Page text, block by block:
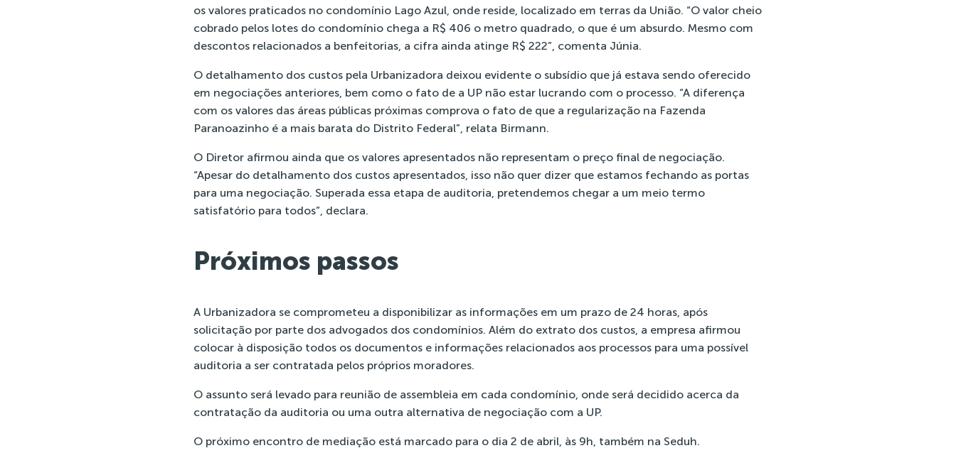
os valores praticados no condomínio Lago Azul, onde reside, localizado em terras da União. “O valor cheio
cobrado pelos lotes do condomínio chega a R$ 406 o metro quadrado, o que é um absurdo. Mesmo com
descontos relacionados a benfeitorias, a cifra ainda atinge R$ 222”, comenta Júnia.
O detalhamento dos custos pela Urbanizadora deixou evidente o subsídio que já estava sendo oferecido
em negociações anteriores, bem como o fato de a UP não estar lucrando com o processo. “A diferença
com os valores das áreas públicas próximas comprova o fato de que a regularização na Fazenda
Paranoazinho é a mais barata do Distrito Federal”, relata Birmann.
O Diretor afirmou ainda que os valores apresentados não representam o preço final de negociação.
“Apesar do detalhamento dos custos apresentados, isso não quer dizer que estamos fechando as portas
para uma negociação. Superada essa etapa de auditoria, pretendemos chegar a um meio termo
satisfatório para todos”, declara.
Próximos passos
A Urbanizadora se comprometeu a disponibilizar as informações em um prazo de 24 horas, após
solicitação por parte dos advogados dos condomínios. Além do extrato dos custos, a empresa afirmou
colocar à disposição todos os documentos e informações relacionados aos processos para uma possível
auditoria a ser contratada pelos próprios moradores.
O assunto será levado para reunião de assembleia em cada condomínio, onde será decidido acerca da
contratação da auditoria ou uma outra alternativa de negociação com a UP.
O próximo encontro de mediação está marcado para o dia 2 de abril, às 9h, também na Seduh.